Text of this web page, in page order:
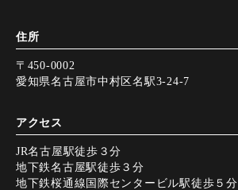
住所
〒450-0002
愛知県名古屋市中村区名駅3-24-7
アクセス
JR名古屋駅徒歩３分
地下鉄名古屋駅徒歩３分
地下鉄桜通線国際センタービル駅徒歩５分